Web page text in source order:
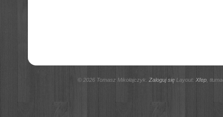
© 2026 Tomasz Mikołajczyk. Zaloguj sięLayout: Xfep,